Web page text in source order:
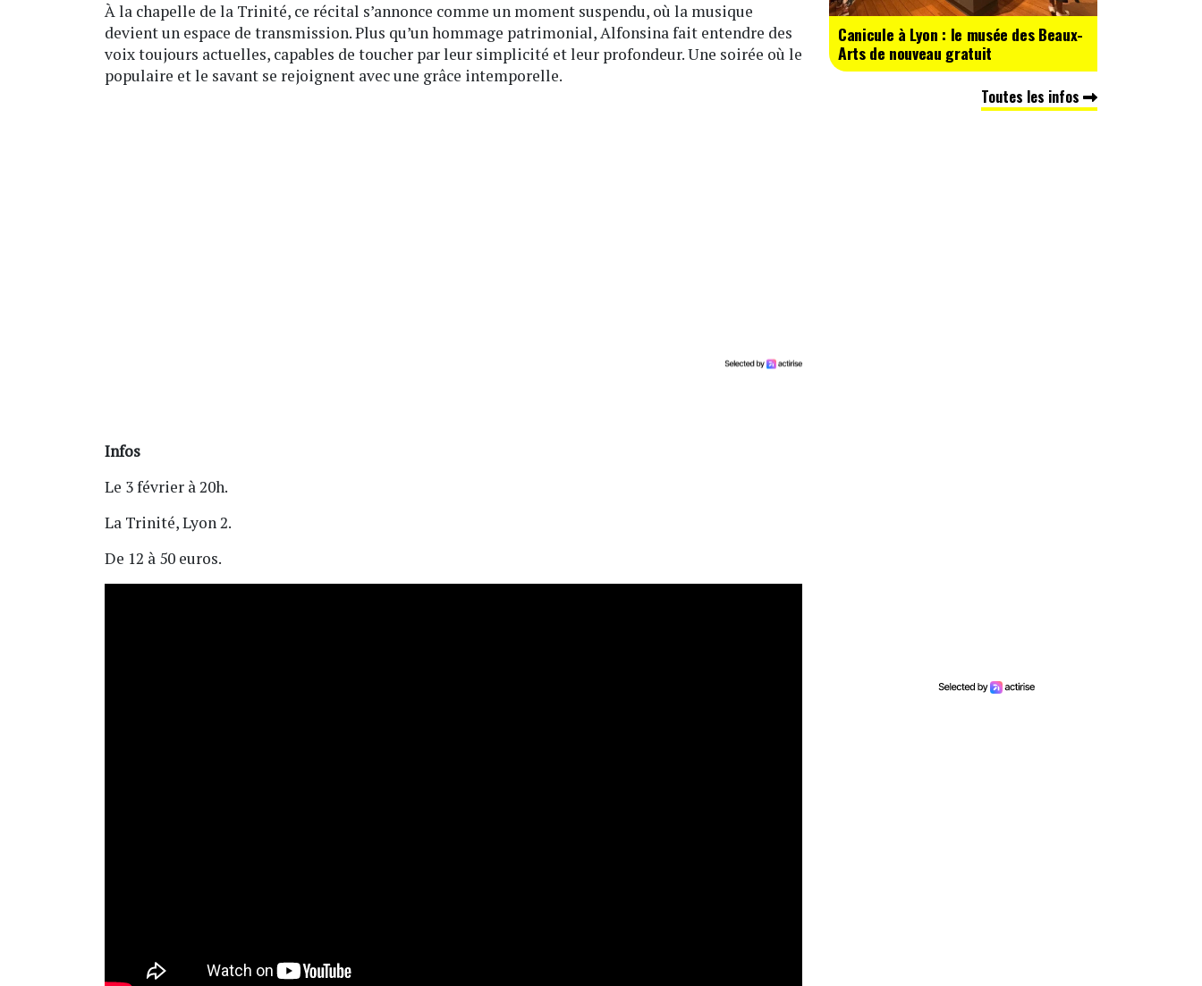
À la chapelle de la Trinité, ce récital s’annonce comme un moment suspendu, où la musique
devient un espace de transmission. Plus qu’un hommage patrimonial, Alfonsina fait entendre des
voix toujours actuelles, capables de toucher par leur simplicité et leur profondeur. Une soirée où le
populaire et le savant se rejoignent avec une grâce intemporelle.
Infos
Le 3 février à 20h.
La Trinité, Lyon 2.
De 12 à 50 euros.
Canicule à Lyon : le musée des Beaux-
Arts de nouveau gratuit
Toutes les infos